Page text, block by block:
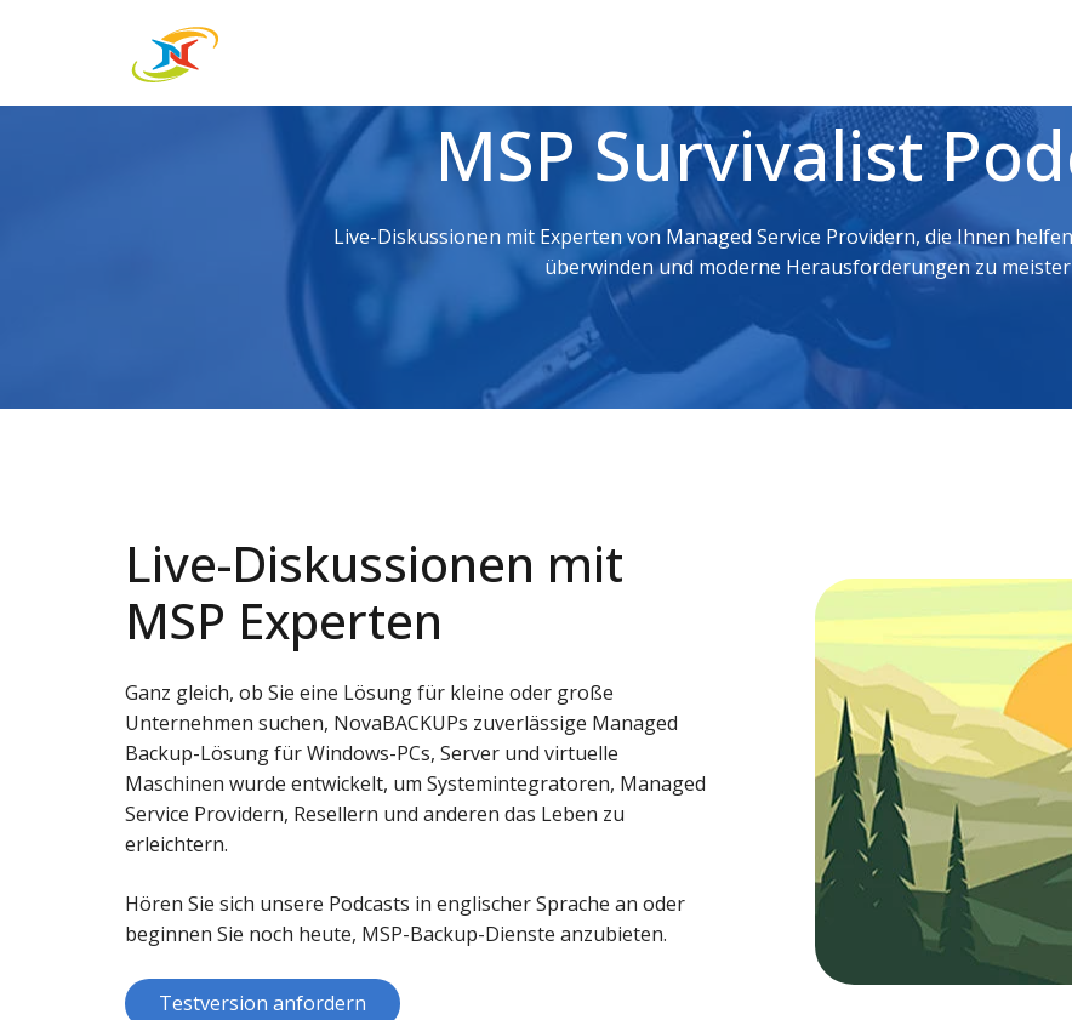
MSP Survivalist
Live-Diskussionen mit Experten von Managed Service Providern, die Ihnen
überwinden und moderne Herausforderungen zu
Live-Diskussionen mit
MSP Experten
Ganz gleich, ob Sie eine Lösung für kleine oder große
Unternehmen suchen, NovaBACKUPs zuverlässige Managed
Backup-Lösung für Windows-PCs, Server und virtuelle
Maschinen wurde entwickelt, um Systemintegratoren, Managed
Service Providern, Resellern und anderen das Leben zu
erleichtern.
Hören Sie sich unsere Podcasts in englischer Sprache an oder
beginnen Sie noch heute, MSP-Backup-Dienste anzubieten.
Testversion anfordern